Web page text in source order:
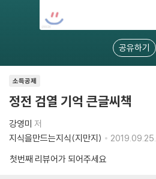
공유하기
소득공제
정전 검열 기억 큰글씨책
강영미 저
지식을만드는지식(지만지)
2019.09.25.
첫번째 리뷰어가 되어주세요